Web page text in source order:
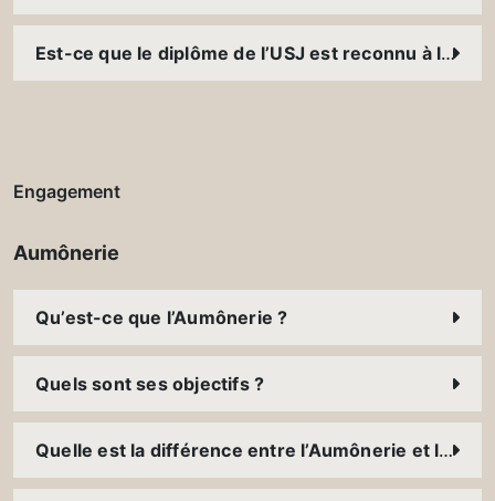
Est-ce que le diplôme de l’USJ est reconnu à l’international ?
Engagement
Aumônerie
Qu’est-ce que l’Aumônerie ?
Quels sont ses objectifs ?
Quelle est la différence entre l’Aumônerie et la Pastorale ?